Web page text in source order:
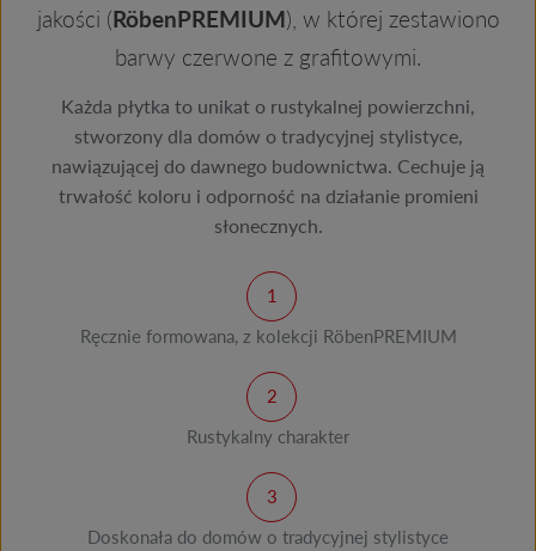
jakości (RöbenPREMIUM), w której zestawiono
barwy czerwone z grafitowymi.
Każda płytka to unikat o rustykalnej powierzchni,
stworzony dla domów o tradycyjnej stylistyce,
nawiązującej do dawnego budownictwa. Cechuje ją
trwałość koloru i odporność na działanie promieni
słonecznych.
Ręcznie formowana, z kolekcji RöbenPREMIUM
Rustykalny charakter
Doskonała do domów o tradycyjnej stylistyce